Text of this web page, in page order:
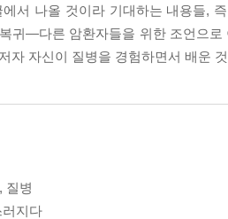
에서 나올 것이라 기대하는 내용들,
귀―다른 암환자들을 위한 조언으로
저자 자신이 질병을 경험하면서 배운
질병
지다